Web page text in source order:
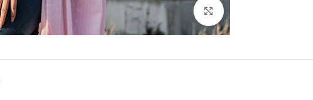
بزرگنمایی تصویر